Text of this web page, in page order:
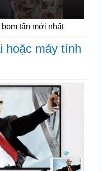
tấn mới nhất
hoặc máy tính